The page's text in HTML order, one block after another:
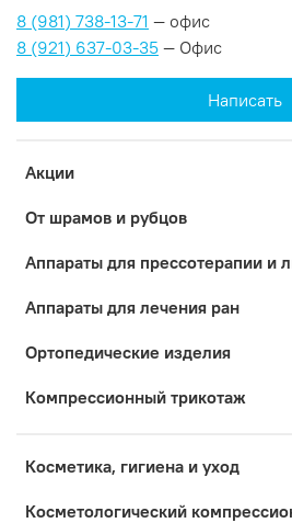
Акции
От шрамов и рубцов
Аппараты для прессотерапии и
Аппараты для лечения ран
Ортопедические изделия
Компрессионный трикотаж
Косметика, гигиена и уход
Коcметологический
8 (981) 738-13-71 — офис
8 (921) 637-03-35 — Офис
Написать